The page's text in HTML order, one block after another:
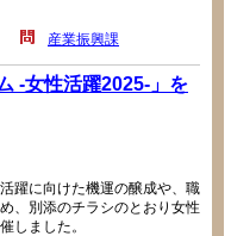
産業振興課
-女性活躍2025-」を
躍に向けた機運の醸成や、職
、別添のチラシのとおり女性
しました。